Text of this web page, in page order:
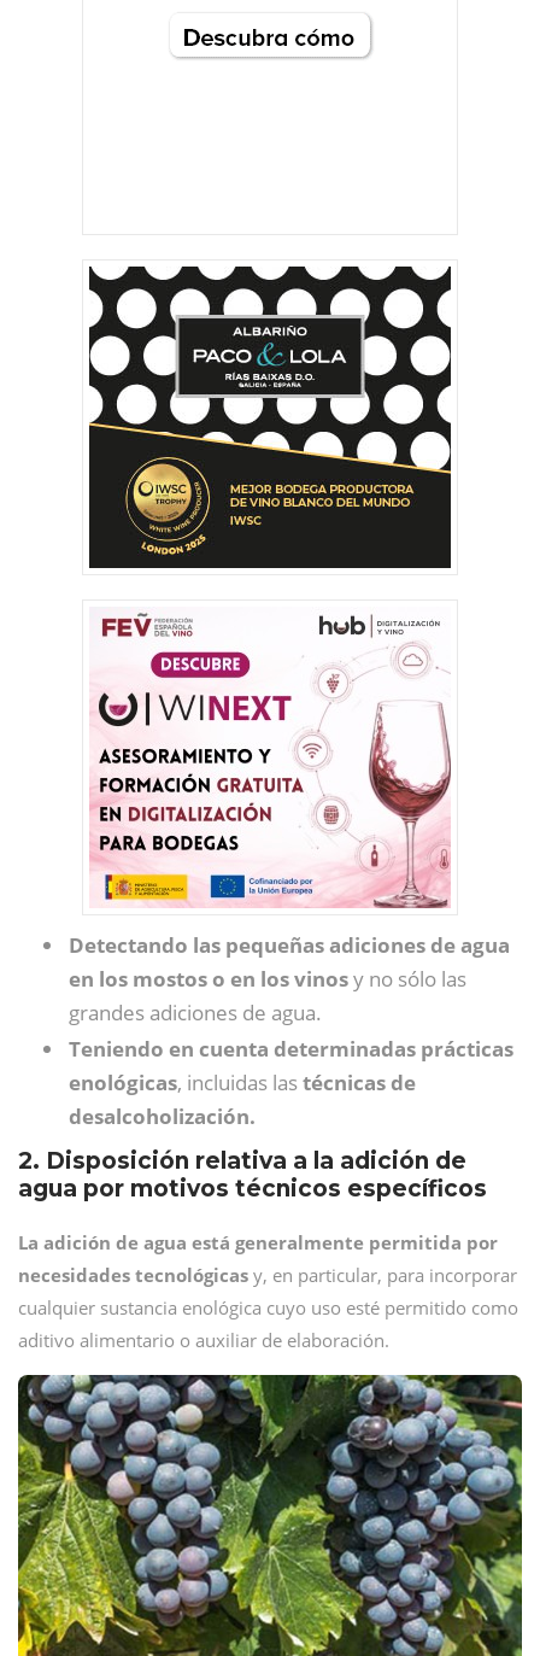
Detectando las pequeñas adiciones de agua
en los mostos o en los vinosy no sólo las
grandes adiciones de agua.
Teniendo en cuenta determinadas prácticas
enológicas, incluidas lastécnicas de
desalcoholización.
2. Disposición relativa a la adición de
agua por motivos técnicos específicos
La adición de agua está generalmente permitida por
necesidades tecnológicas y, en particular, para incorporar
cualquier sustancia enológica cuyo uso esté permitido como
aditivo alimentario o auxiliar de elaboración.